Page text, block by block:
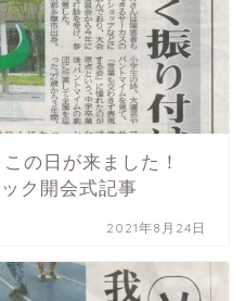
の日が来ました！
ク開会式記事
2021年8月24日